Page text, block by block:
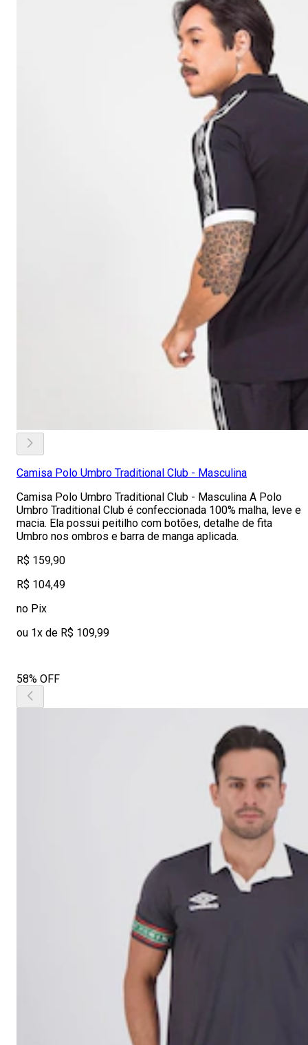
Camisa Polo Umbro Traditional Club - Masculina
Camisa Polo Umbro Traditional Club - Masculina A Polo
Umbro Traditional Club é confeccionada 100% malha, leve e
macia. Ela possui peitilho com botões, detalhe de fita
Umbro nos ombros e barra de manga aplicada.
R$ 159,90
R$ 104,49
no Pix
ou 1x de R$ 109,99
58% OFF